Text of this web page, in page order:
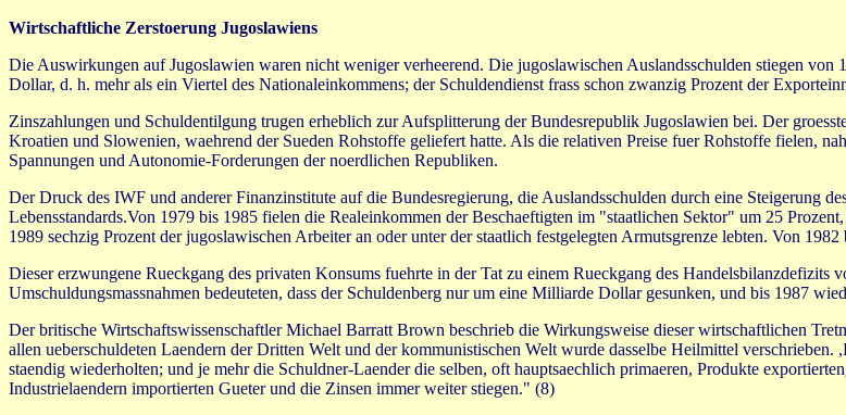
Wirtschaftliche Zerstoerung Jugoslawiens
Die Auswirkungen auf Jugoslawien waren nicht weniger verheerend. Die jugoslawischen Auslandsschulden stiegen
Dollar, d. h. mehr als ein Viertel des Nationaleinkommens; der Schuldendienst frass schon zwanzig Prozent der
Zinszahlungen und Schuldentilgung trugen erheblich zur Aufsplitterung der Bundesrepublik Jugoslawien bei. Der
Kroatien und Slowenien, waehrend der Sueden Rohstoffe geliefert hatte. Als die relativen Preise fuer Rohstoffe fielen,
Spannungen und Autonomie-Forderungen der noerdlichen Republiken.
Der Druck des IWF und anderer Finanzinstitute auf die Bundesregierung, die Auslandsschulden durch eine Steigerung
Lebensstandards.Von 1979 bis 1985 fielen die Realeinkommen der Beschaeftigten im "staatlichen Sektor" um 25
1989 sechzig Prozent der jugoslawischen Arbeiter an oder unter der staatlich festgelegten Armutsgrenze lebten. Von
Dieser erzwungene Rueckgang des privaten Konsums fuehrte in der Tat zu einem Rueckgang des
Umschuldungsmassnahmen bedeuteten, dass der Schuldenberg nur um eine Milliarde Dollar gesunken, und bis 1987
Der britische Wirtschaftswissenschaftler Michael Barratt Brown beschrieb die Wirkungsweise dieser wirtschaftlichen
allen ueberschuldeten Laendern der Dritten Welt und der kommunistischen Welt wurde dasselbe Heilmittel
staendig wiederholten; und je mehr die Schuldner-Laender die selben, oft hauptsaechlich primaeren, Produkte
Industrielaendern importierten Gueter und die Zinsen immer weiter stiegen." (8)